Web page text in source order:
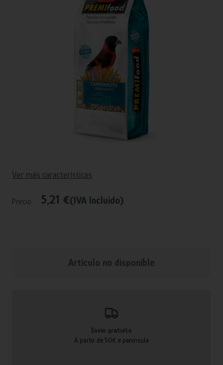
Ver más características
Precio: 5,21 €(IVA Incluido)
Articulo no disponible
Envío gratuito
A partir de 50€ a península